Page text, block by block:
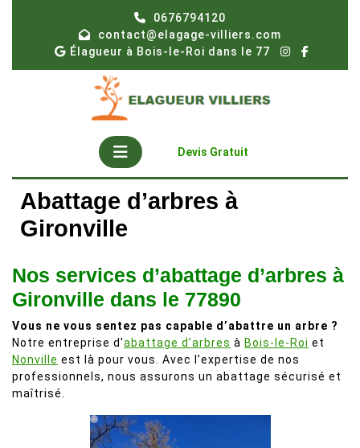
0676794120
contact@elagage-villiers.com
Élagueur à Bois-le-Roi dans le 77
Open
Button
Devis Gratuit
Abattage d’arbres à
Gironville
Nos services d’abattage d’arbres à
Gironville dans le 77890
Vous ne vous sentez pas capable d’abattre un arbre ?
Notre entreprise d'abattage d’arbres à Bois-le-Roi et
Nonville est là pour vous. Avec l’expertise de nos
professionnels, nous assurons un abattage sécurisé et
maîtrisé.